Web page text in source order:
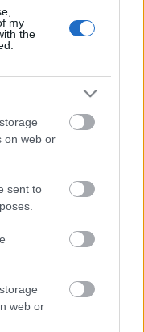
my
the
on web or
sent to
web or
a jó